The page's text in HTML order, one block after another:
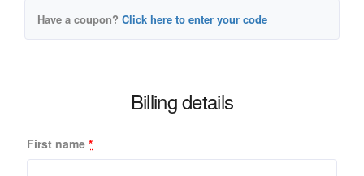
Have a coupon? Click here to enter your code
Billing details
First name *